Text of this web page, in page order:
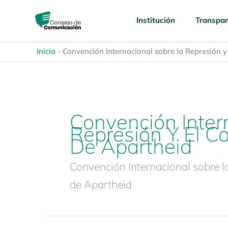
Institución
Inicio - Convención Internacional sobre la Represión
Convención
Represión Y El
De Apartheid
Convención Internacional sobre
de Apartheid